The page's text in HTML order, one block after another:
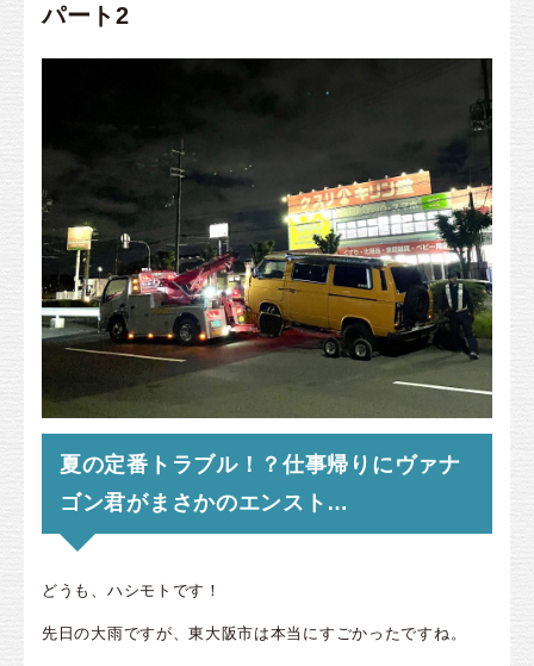
パート2
夏の定番トラブル！？仕事帰りにヴァナ
ゴン君がまさかのエンスト…
どうも、ハシモトです！
先日の大雨ですが、東大阪市は本当にすごかったですね。